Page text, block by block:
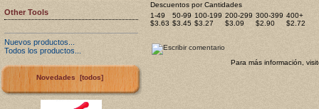
Other Tools
Nuevos productos...
Todos los productos...
Novedades [todos]
Descuentos por Cantidades
1-49
$3.63
50-99
$3.45
100-199
$3.27
200-299
$3.09
300-399
$2.90
400+
$2.72
Para más información,